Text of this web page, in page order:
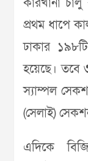
প্রথম ধাপে
ঢাকার
হয়েছে। তবে
স্যাম্পল
(সেলাই)
এদিকে